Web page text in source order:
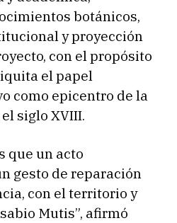
botánicos,
y proyección
con el propósito
el papel
como epicentro de la
siglo XVIII.
que un acto
gesto de reparación
con el territorio y
Mutis”, afirmó